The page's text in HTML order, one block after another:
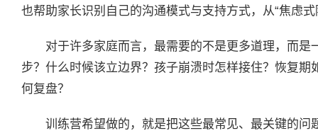
也帮助家长识别自己的沟通模式与支持方式，从“焦虑式
对于许多家庭而言，最需要的不是更多道理，而
步？什么时候该立边界？孩子崩溃时怎样接住？恢复
何复盘？
训练营希望做的，就是把这些最常见、最关键的